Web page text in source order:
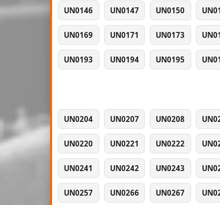
UN0146 UN0147 UN0150
UN0169 UN0171 UN0173
UN0193 UN0194 UN0195
UN0204 UN0207 UN0208
UN0220 UN0221 UN0222
UN0241 UN0242 UN0243
UN0257 UN0266 UN0267